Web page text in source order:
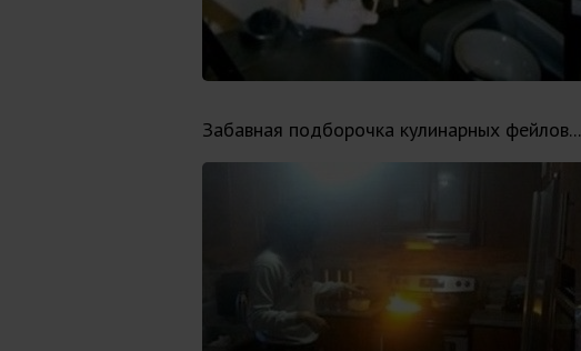
Забавная подборочка кулинарных фейлов...